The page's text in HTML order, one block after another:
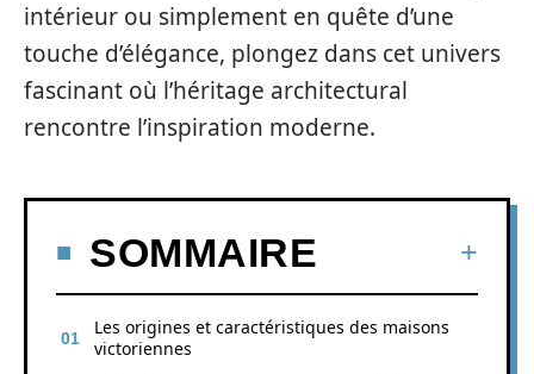
intérieur ou simplement en quête d’une
touche d’élégance, plongez dans cet univers
fascinant où l’héritage architectural
rencontre l’inspiration moderne.
SOMMAIRE
Les origines et caractéristiques des maisons
victoriennes